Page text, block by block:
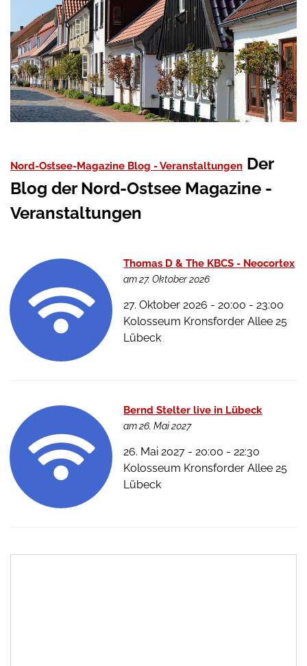
Nord-Ostsee-Magazine Blog - Veranstaltungen Der
Blog der Nord-Ostsee Magazine -
Veranstaltungen
Thomas D & The KBCS - Neocortex
am 27. Oktober 2026
27. Oktober 2026 - 20:00 - 23:00
Kolosseum Kronsforder Allee 25
Lübeck
Bernd Stelter live in Lübeck
am 26. Mai 2027
26. Mai 2027 - 20:00 - 22:30
Kolosseum Kronsforder Allee 25
Lübeck